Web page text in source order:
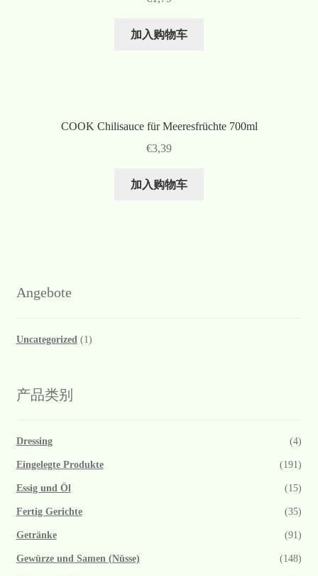
加入购物车
COOK Chilisauce für Meeresfrüchte 700ml
€3,39
加入购物车
Angebote
Uncategorized (1)
产品类别
Dressing (4)
Eingelegte Produkte (191)
Essig und Öl (15)
Fertig Gerichte (35)
Getränke (91)
Gewürze und Samen (Nüsse) (148)